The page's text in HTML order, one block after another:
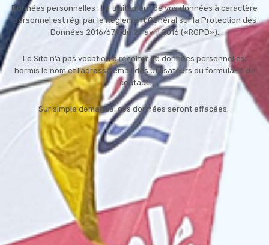
Données personnelles : Le traitement de vos données à caractère
personnel est régi par le Règlement Général sur la Protection des
Données 2016/679 du 27 avril 2016 («RGPD»).
Le Site n’a pas vocation à récolter de données personnelles,
hormis le nom et l’adresse email des utilisateurs du formulaire de
contact.
Sur simple demande, ces données seront effacées.